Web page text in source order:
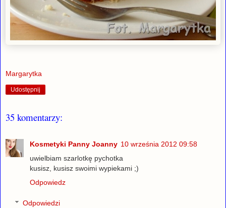
Margarytka
Udostępnij
35 komentarzy:
Kosmetyki Panny Joanny 10 września 2012 09:58
uwielbiam szarlotkę pychotka
kusisz, kusisz swoimi wypiekami ;)
Odpowiedz
Odpowiedzi